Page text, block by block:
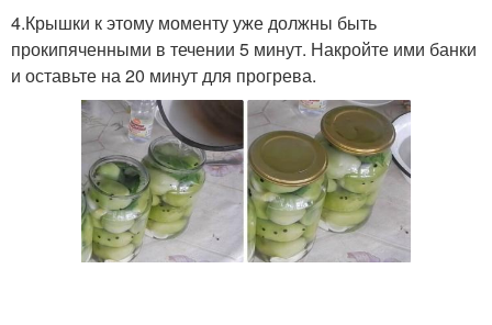
4.Крышки к этому моменту уже должны быть
прокипяченными в течении 5 минут. Накройте ими банки
и оставьте на 20 минут для прогрева.